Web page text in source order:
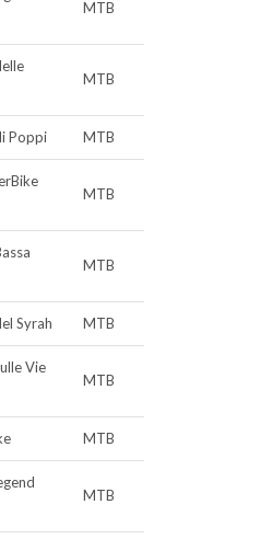
MTB
MTB
Poppi MTB
MTB
MTB
Syrah MTB
Vie
MTB
MTB
MTB